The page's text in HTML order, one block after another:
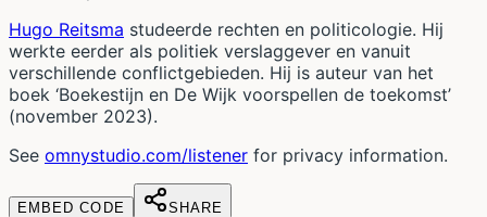
Hugo Reitsma studeerde rechten en politicologie. Hij
werkte eerder als politiek verslaggever en vanuit
verschillende conflictgebieden. Hij is auteur van het
boek ‘Boekestijn en De Wijk voorspellen de toekomst’
(november 2023).
See omnystudio.com/listener for privacy information.
EMBED CODE SHARE